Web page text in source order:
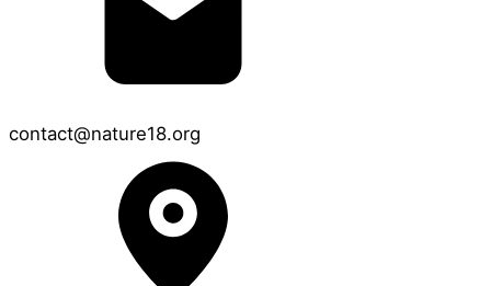
contact@nature18.org